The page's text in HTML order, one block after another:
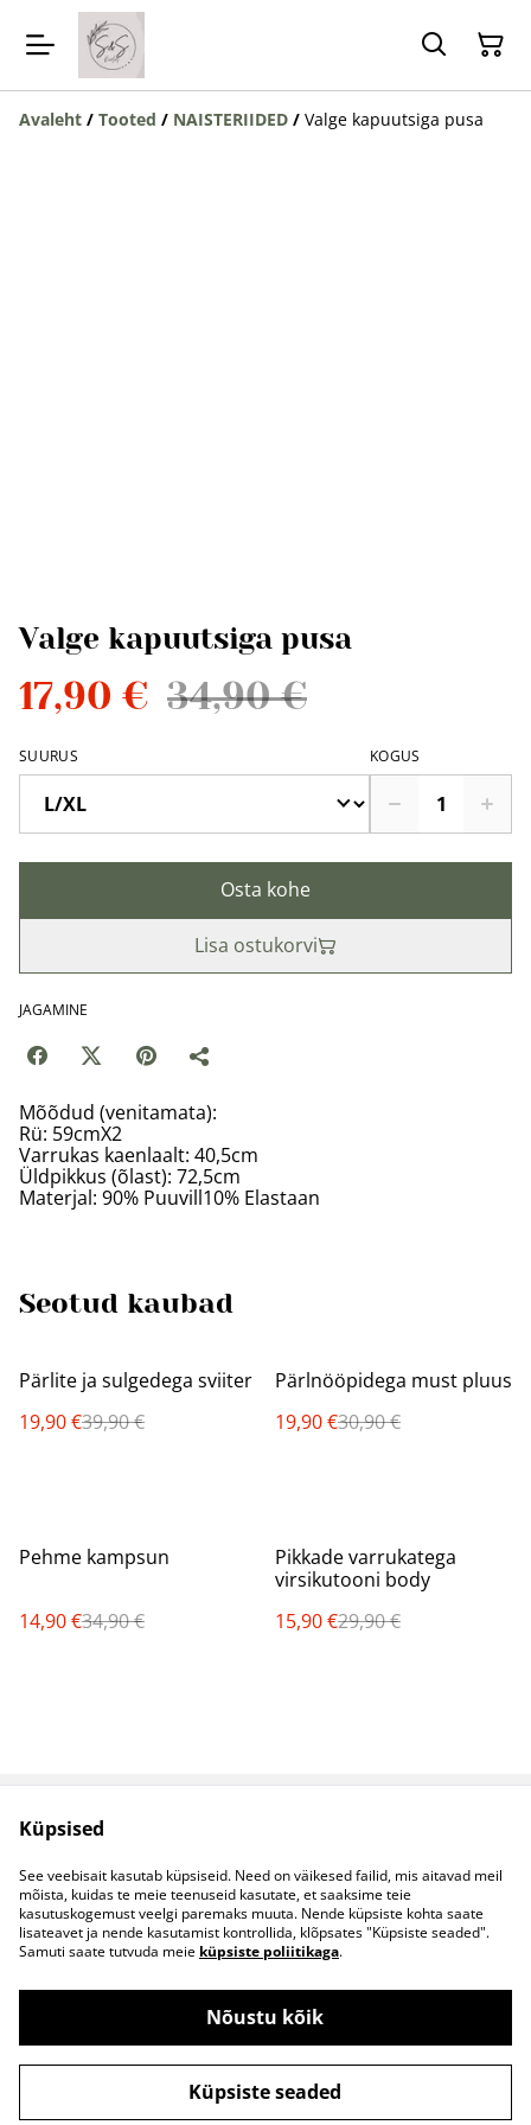
Avaleht / Tooted / NAISTERIIDED / Valge kapuutsiga pusa
Valge kapuutsiga pusa
17,90 € 34,90 €
SUURUS KOGUS
Osta kohe
Lisa ostukorvi
JAGAMINE
Mõõdud (venitamata):
Rü: 59cmX2
Varrukas kaenlaalt: 40,5cm
Üldpikkus (õlast): 72,5cm
Materjal: 90% Puuvill10% Elastaan
Seotud kaubad
%
Pärlite ja sulgedega sviiter
19,90 €39,90 €
%
Pärlnööpidega must pluus
19,90 €30,90 €
%
Pehme kampsun
14,90 €34,90 €
%
Pikkade varrukatega
virsikutooni body
15,90 €29,90 €
Müügitingimused
Küpsised
Kontaktid
B2B koostöö
©2026S&S Riided
powered by
Küpsised
See veebisait kasutab küpsiseid. Need on väikesed failid, mis aitavad meil
mõista, kuidas te meie teenuseid kasutate, et saaksime teie
kasutuskogemust veelgi paremaks muuta. Nende küpsiste kohta saate
lisateavet ja nende kasutamist kontrollida, klõpsates "Küpsiste seaded".
Samuti saate tutvuda meie küpsiste poliitikaga.
Nõustu kõik
Küpsiste seaded